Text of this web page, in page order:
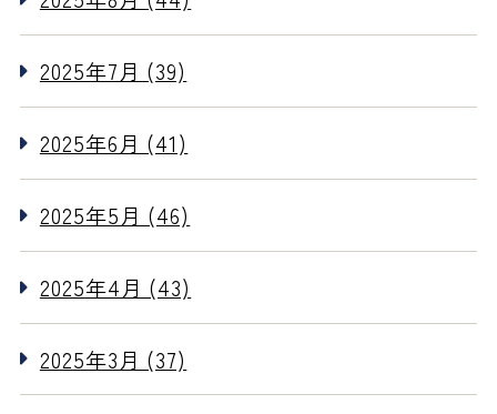
2025年7月 (39)
2025年6月 (41)
2025年5月 (46)
2025年4月 (43)
2025年3月 (37)